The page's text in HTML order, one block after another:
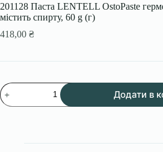
201128 Паста LENTELL OstoPaste
містить спирту, 60 g (г)
418,00 ₴
201128
Паста
LENTELL
Додати в